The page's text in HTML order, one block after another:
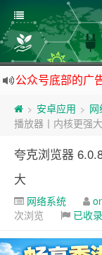
公众号底部的广
如下载链接被封,
> 安卓应用 >
播放器丨内核更强大
夸克浏览器
大
网络系统
次浏览
已收录